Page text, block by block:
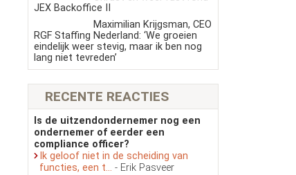
JEX Backoffice II
Maximilian Krijgsman, CEO
RGF Staffing Nederland: ‘We groeien
eindelijk weer stevig, maar ik ben nog
lang niet tevreden’
RECENTE REACTIES
Is de uitzendondernemer nog een
ondernemer of eerder een
compliance officer?
Ik geloof niet in de scheiding van
functies, een t... - Erik Pasveer